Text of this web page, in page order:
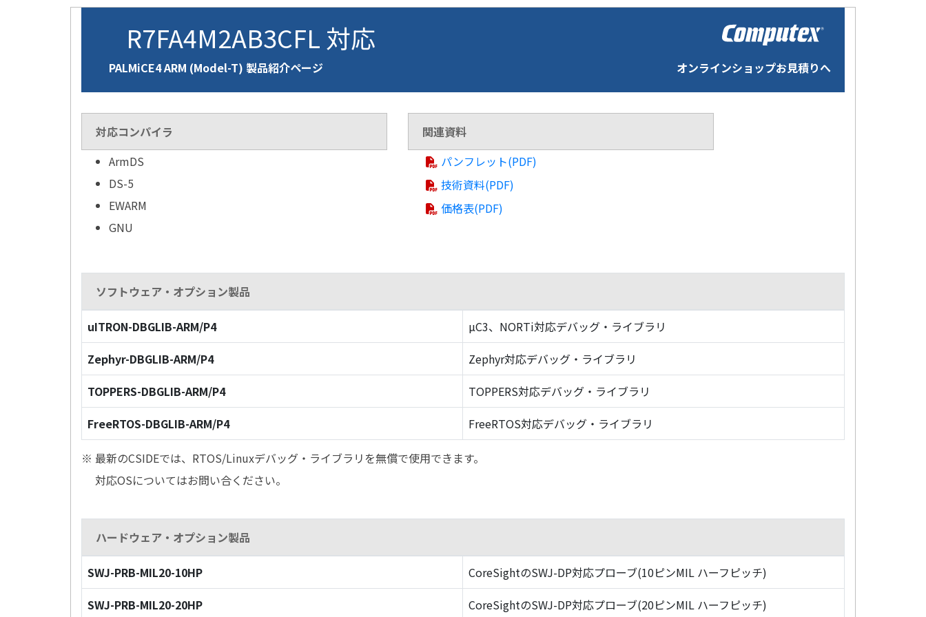
R7FA4M2AB3CFL 対応
PALMiCE4 ARM (Model-T) 製品紹介ページ オンラインショップお見積りへ
対応コンパイラ
ArmDS
DS-5
EWARM
GNU
関連資料
パンフレット(PDF)
技術資料(PDF)
価格表(PDF)
ソフトウェア・オプション製品
uITRON-DBGLIB-ARM/P4
µC3、NORTi対応デバッグ・ライブラリ
Zephyr-DBGLIB-ARM/P4
Zephyr対応デバッグ・ライブラリ
TOPPERS-DBGLIB-ARM/P4
TOPPERS対応デバッグ・ライブラリ
FreeRTOS-DBGLIB-ARM/P4
FreeRTOS対応デバッグ・ライブラリ
※ 最新のCSIDEでは、RTOS/Linuxデバッグ・ライブラリを無償で使用できます。
対応OSについてはお問い合ください。
ハードウェア・オプション製品
SWJ-PRB-MIL20-10HP
CoreSightのSWJ-DP対応プローブ(10ピンMIL ハーフピッチ)
SWJ-PRB-MIL20-20HP
CoreSightのSWJ-DP対応プローブ(20ピンMIL ハーフピッチ)